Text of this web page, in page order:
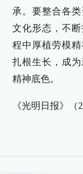
承。要整合各
文化形态，不
程中厚植劳模
扎根生长，成
精神底色。
《光明日报》（